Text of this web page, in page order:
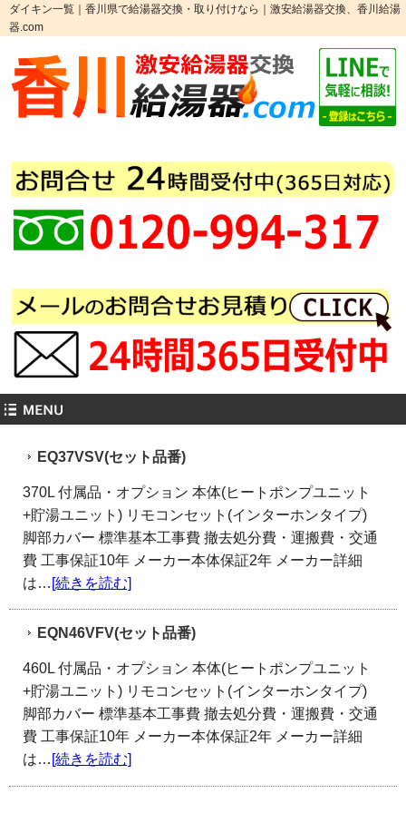
ダイキン一覧｜香川県で給湯器交換・取り付けなら｜激安給湯器交換、香川給湯
器.com
EQ37VSV(セット品番)
370L 付属品・オプション 本体(ヒートポンプユニット
+貯湯ユニット) リモコンセット(インターホンタイプ)
脚部カバー 標準基本工事費 撤去処分費・運搬費・交通
費 工事保証10年 メーカー本体保証2年 メーカー詳細
は… [続きを読む]
EQN46VFV(セット品番)
460L 付属品・オプション 本体(ヒートポンプユニット
+貯湯ユニット) リモコンセット(インターホンタイプ)
脚部カバー 標準基本工事費 撤去処分費・運搬費・交通
費 工事保証10年 メーカー本体保証2年 メーカー詳細
は… [続きを読む]